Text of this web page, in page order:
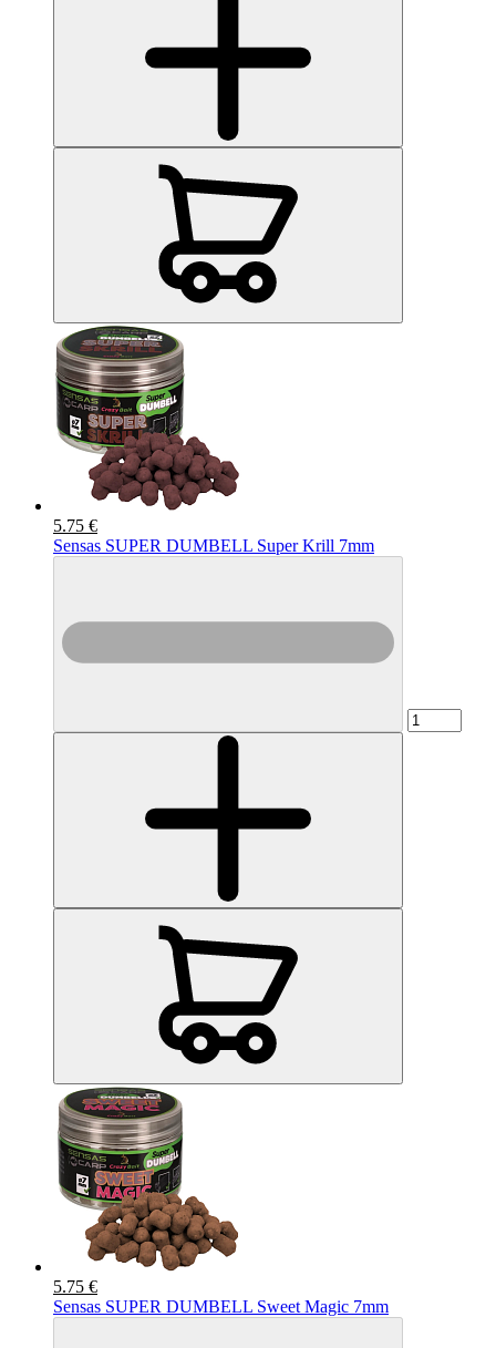
5.75 €
Sensas SUPER DUMBELL Super Krill 7mm
5.75 €
Sensas SUPER DUMBELL Sweet Magic 7mm